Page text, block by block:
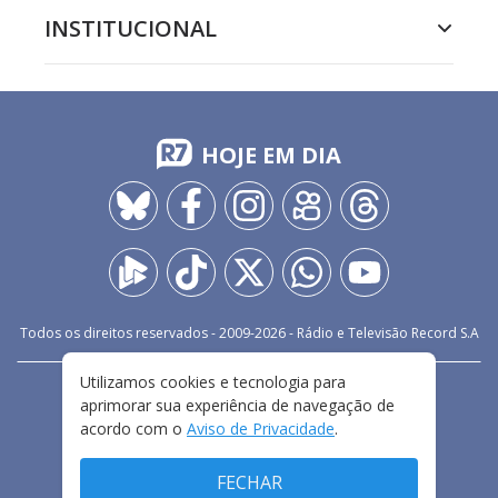
INSTITUCIONAL
HOJE EM DIA
Todos os direitos reservados - 2009-2026- Rádio e Televisão Record S.A
FALE CONOSCO
PRIVACIDADE
TERMOS E CONDIÇÕES DE USO
Utilizamos cookies e tecnologia para
aprimorar sua experiência de navegação de
acordo com o Aviso de Privacidade.
FECHAR